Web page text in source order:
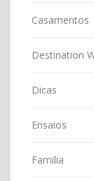
Casamentos
Destination
Dicas
Ensaios
Familia